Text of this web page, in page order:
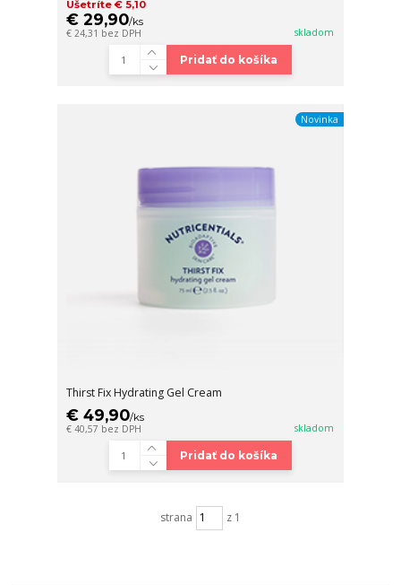
Ušetríte € 5,10
€ 29,90/ks
€ 24,31 bez DPH skladom
Pridať do košíka
Novinka
Thirst Fix Hydrating Gel Cream
€ 49,90/ks
€ 40,57 bez DPH skladom
Pridať do košíka
strana z 1